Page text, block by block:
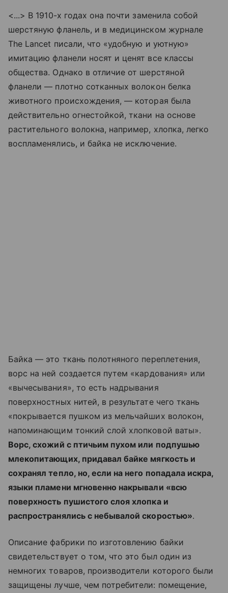
<...> В 1910-х годах она почти заменила собой
шерстяную фланель, и в медицинском журнале
The Lancet писали, что «удобную и уютную»
имитацию фланели носят и ценят все классы
общества. Однако в отличие от шерстяной
фланели — плотно сотканных волокон белка
животного происхождения, — которая была
действительно огнестойкой, ткани на основе
растительного волокна, например, хлопка, легко
воспламенялись, и байка не исключение.
Байка — это ткань полотняного переплетения,
ворс на ней создается путем «кардования» или
«вычесывания», то есть надрывания
поверхностных нитей, в результате чего ткань
«покрывается пушком из мельчайших волокон,
напоминающим тонкий слой хлопковой ваты».
Ворс, схожий с птичьим пухом или подпушью
млекопитающих, придавал байке мягкость и
сохранял тепло, но, если на него попадала искра,
языки пламени мгновенно накрывали «всю
поверхность пушистого слоя хлопка и
распространялись с небывалой скоростью».
Описание фабрики по изготовлению байки
свидетельствует о том, что это был один из
немногих товаров, производители которого были
защищены лучше, чем потребители: помещение,